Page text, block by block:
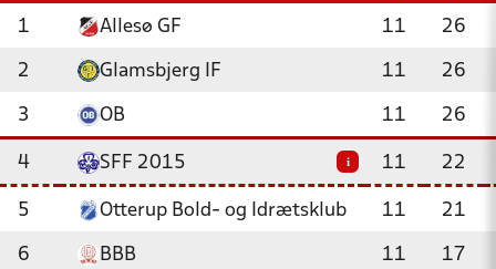
1 Allesø GF 11 26
2 Glamsbjerg IF 11 26
3 OB 11 26
4 SFF 2015 i 11 22
5 Otterup Bold- og Idrætsklub 11 21
6 BBB 11 17